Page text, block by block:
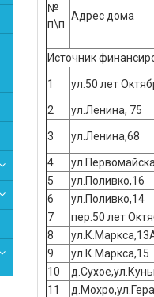
№
п\п
Адрес дома
Источник
1 ул.50 лет
2 ул.Ленина, 75
3 ул.Ленина,68
4
5
ул.Поливко,16
6
ул.Поливко,14
7
пер.50 лет
8
9
ул.К.Маркса,15
10
11